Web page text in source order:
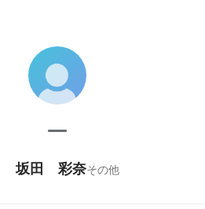
坂田 彩奈その他